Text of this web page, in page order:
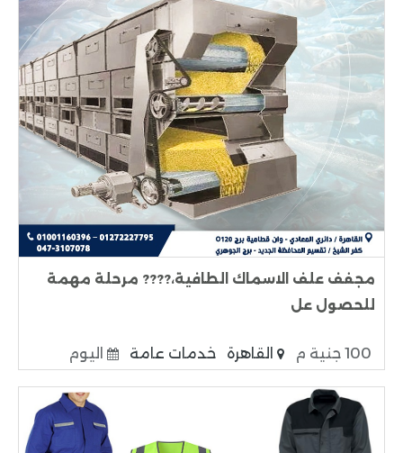
مجفف علف الاسماك الطافية،???? مرحلة مهمة
للحصول عل
100 جنية م القاهرة خدمات عامة اليوم